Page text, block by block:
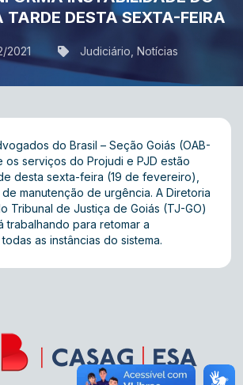
TARDE DESTA SEXTA-FEIRA
2021 Judiciário Notícias
do Brasil – Seção Goiás (OAB-
os serviços do Projudi e PJD estão
desta sexta-feira (19 de fevereiro),
manutenção de urgência. A Diretoria
Tribunal de Justiça de Goiás (TJ-GO)
trabalhando para retomar a
as instâncias do sistema.